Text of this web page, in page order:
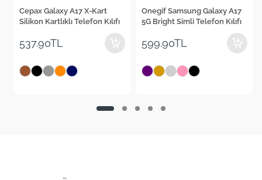
Onegif Samsung Galaxy A17
5G Bright Simli Telefon Kılıfı
599.90TL
Cepax Galaxy A26 2mm Anti
Shock Silikon Telefon Kılıfı
282.90TL